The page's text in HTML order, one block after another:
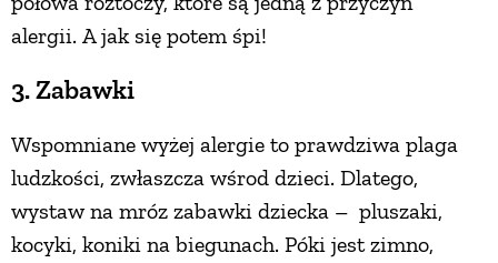
alergii. A jak się potem śpi!
3. Zabawki
Wspomniane wyżej alergie to prawdziwa plaga
ludzkości, zwłaszcza wśrod dzieci. Dlatego,
wystaw na mróz zabawki dziecka – pluszaki,
kocyki, koniki na biegunach. Póki jest zimno,
DANIA GŁÓWNE
DODATKI
PRZETWORY